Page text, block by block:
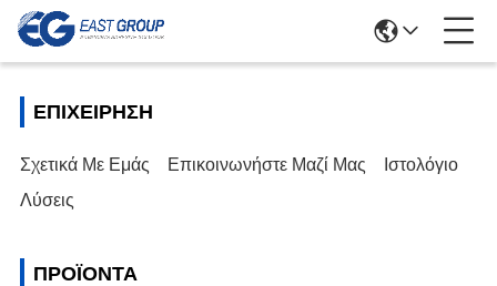
ΕΠΙΧΕΊΡΗΣΗ
Σχετικά Με Εμάς Επικοινωνήστε Μαζί Μας
Ιστολόγιο
Λύσεις
ΠΡΟΪΌΝΤΑ